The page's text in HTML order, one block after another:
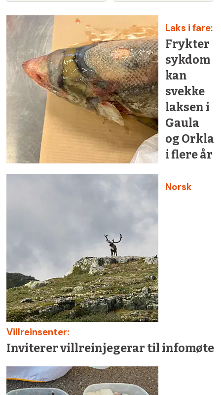
Laks i fare:
Frykter
sykdom
kan
svekke
laksen i
Gaula
og Orkla
i flere år
Norsk
Villreinsenter:
Inviterer villreinjegerar til infomøte